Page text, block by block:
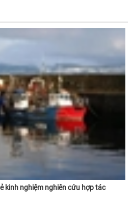
kinh nghiệm nghiên cứu hợp tác